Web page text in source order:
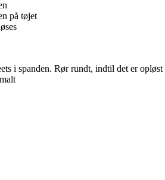
på tøjet
i spanden. Rør rundt, indtil det er opløst